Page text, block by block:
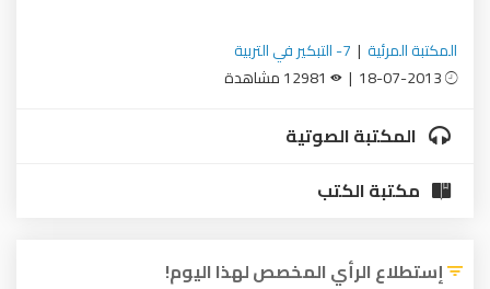
المكتبة المرئية | 7- التبكير في التربية
المكتبة الصوتية
مكتبة الكتب
إستطلاع الرأي المخصص لهذا اليوم!